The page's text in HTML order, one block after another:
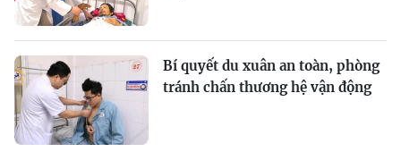
Bí quyết du xuân an toàn, phòng
tránh chấn thương hệ vận động